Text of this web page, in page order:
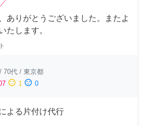
ありがとうございました。またよ
たします。
/ 70代 / 東京都
sentiment_neutral 1 sentiment_dissatisfied 0
よる片付け代行